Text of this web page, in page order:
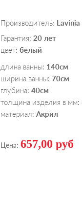
Производитель: Lavinia
Гарантия: 20 лет
цвет: белый
длина ванны: 140см
ширина ванны: 70см
глубина: 40см
толщина изделия в мм:
материал: Акрил
Цена: 657,00 руб